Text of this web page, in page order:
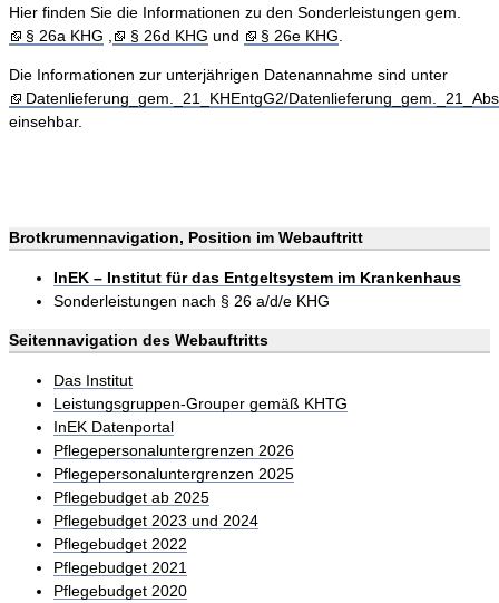
Hier finden Sie die Informationen zu den Sonderleistungen gem.
§ 26a KHG
§ 26d KHG und § 26e KHG
Die Informationen zur unterjährigen Datenannahme sind unter
Datenlieferung_gem._21_KHEntgG2/
einsehbar.
Brotkrumennavigation, Position im Webauftritt
InEK – Institut für das Entgeltsystem im Krankenhaus
Sonderleistungen nach § 26 a/d/e KHG
Seitennavigation des Webauftritts
Das Institut
Leistungsgruppen-Grouper gemäß KHTG
InEK Datenportal
Pflegepersonaluntergrenzen 2026
Pflegepersonaluntergrenzen 2025
Pflegebudget ab 2025
Pflegebudget 2023 und 2024
Pflegebudget 2022
Pflegebudget 2021
Pflegebudget 2020